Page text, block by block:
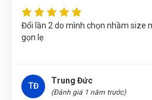
60mm, LOẠI DÙNG CÔNG NGHIỆP
Nguyễn Thị Bích Trang (Tỉnh Nam
MỎ LẾT RĂNG CÁN THÉP 18 "/
Nguyễn Tuấn An(Huyện Phù Ninh)
RĂNG CÁN THÉP 18 "/450mm, ĐỘ
Đổi lần 2 do mình chọn nhầm size
gọn lẹ
TĐ
Trung Đức
(Đánh giá 1 năm trước)